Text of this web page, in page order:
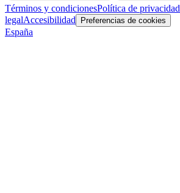
Términos y condicionesPolítica de privacidad
legalAccesibilidad Preferencias de cookies
España